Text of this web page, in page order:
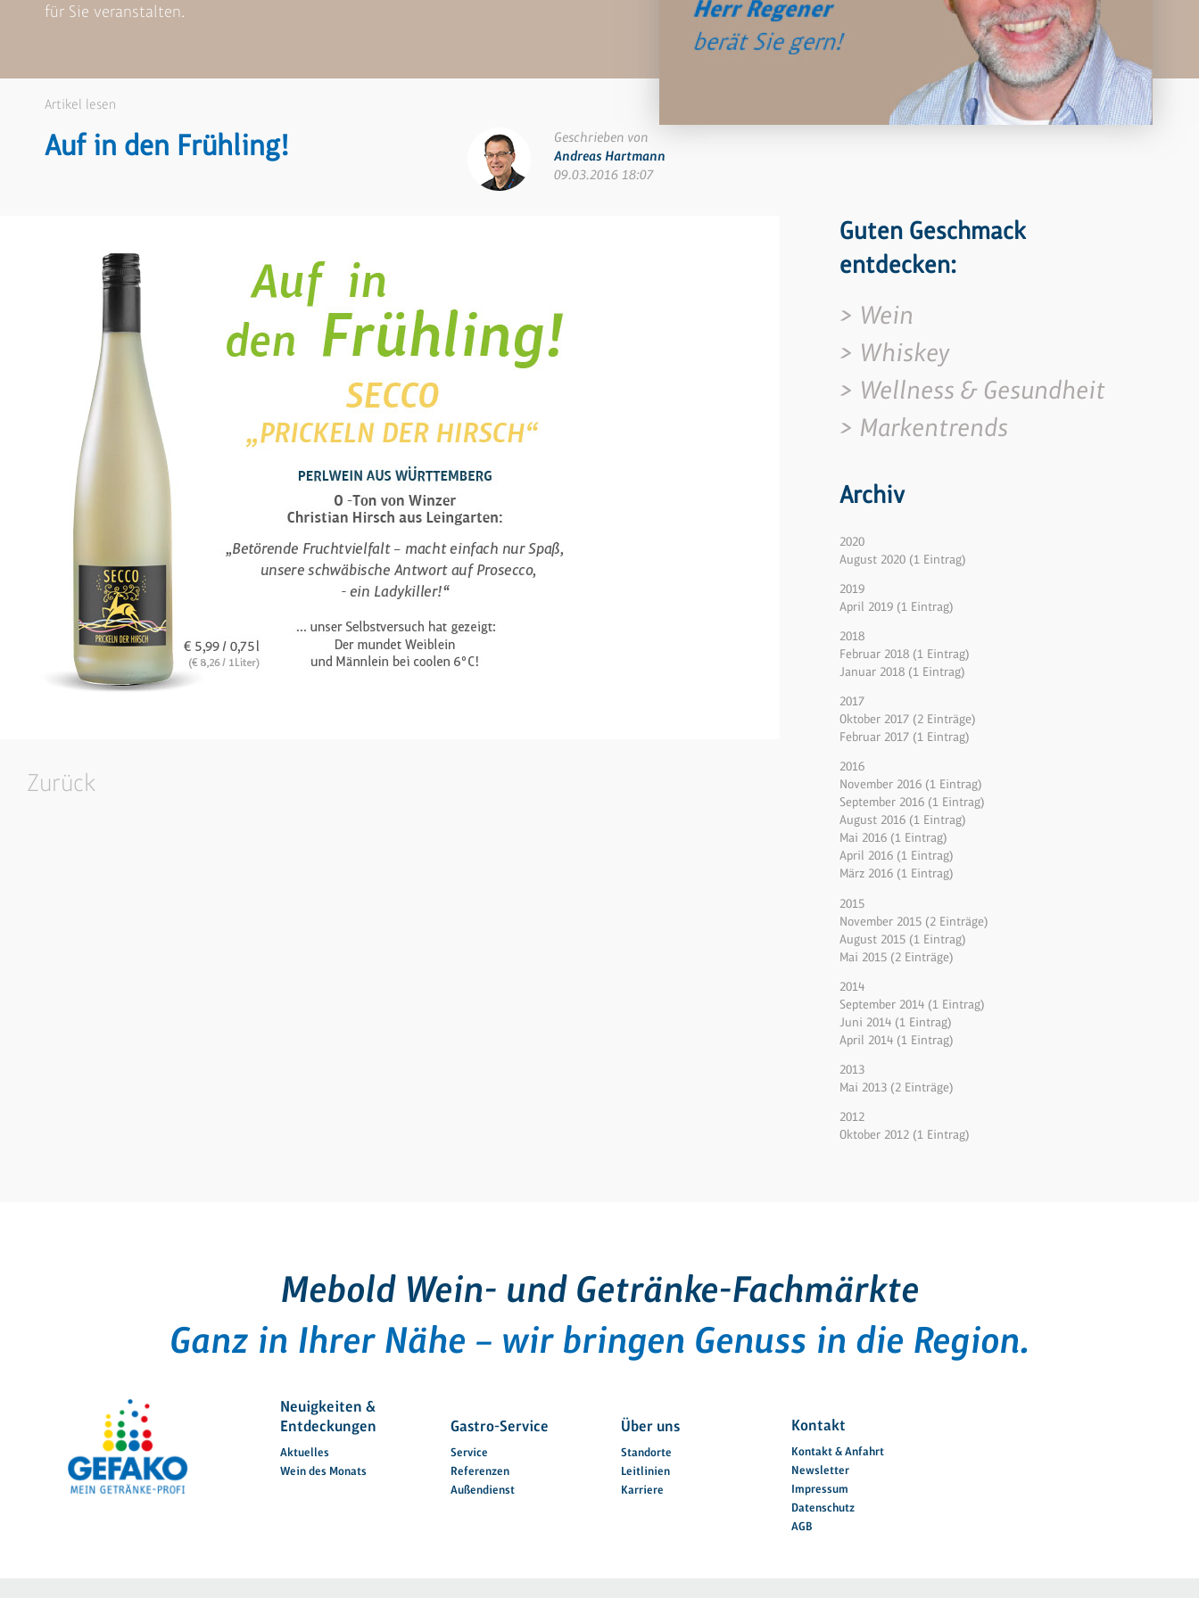
für Sie veranstalten.
Artikel lesen
Auf in den Frühling!
Geschrieben von
Andreas Hartmann
09.03.2016 18:07
Zurück
Guten Geschmack
entdecken:
Wein
Whiskey
Wellness & Gesundheit
Markentrends
Archiv
2020
August 2020 (1 Eintrag)
2019
April 2019 (1 Eintrag)
2018
Februar 2018 (1 Eintrag)
Januar 2018 (1 Eintrag)
2017
Oktober 2017 (2 Einträge)
Februar 2017 (1 Eintrag)
2016
November 2016 (1 Eintrag)
September 2016 (1 Eintrag)
August 2016 (1 Eintrag)
Mai 2016 (1 Eintrag)
April 2016 (1 Eintrag)
März 2016 (1 Eintrag)
2015
November 2015 (2 Einträge)
August 2015 (1 Eintrag)
Mai 2015 (2 Einträge)
2014
September 2014 (1 Eintrag)
Juni 2014 (1 Eintrag)
April 2014 (1 Eintrag)
2013
Mai 2013 (2 Einträge)
2012
Oktober 2012 (1 Eintrag)
Mebold Wein- und Getränke-Fachmärkte
Ganz in Ihrer Nähe – wir bringen Genuss in die Region.
Neuigkeiten &
Entdeckungen
Aktuelles
Wein des Monats
Gastro-Service
Service
Referenzen
Außendienst
Über uns
Standorte
Leitlinien
Karriere
Kontakt
Kontakt & Anfahrt
Newsletter
Impressum
Datenschutz
AGB